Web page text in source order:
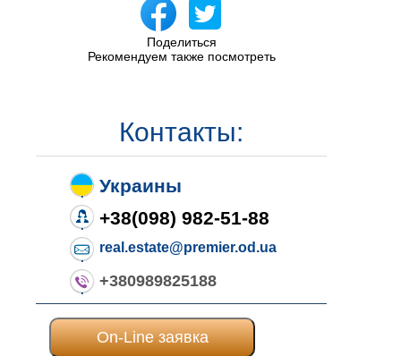
Поделиться
Рекомендуем также посмотреть
Контакты:
Украины
+38(098) 982-51-88
real.estate@premier.od.ua
+380989825188
On-Line заявка